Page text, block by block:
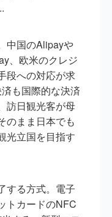
中国のAlipayや
、欧米のクレジ
段への対応が求
も国際的な決済
訪日観光客が母
のまま日本でも
光立国を目指す
する方式。電子
トカードのNFC